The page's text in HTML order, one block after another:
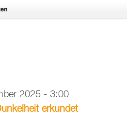
2025 - 3:00
erkundet